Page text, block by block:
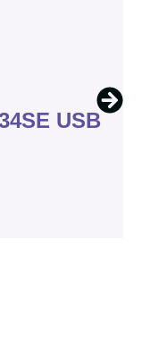
USB